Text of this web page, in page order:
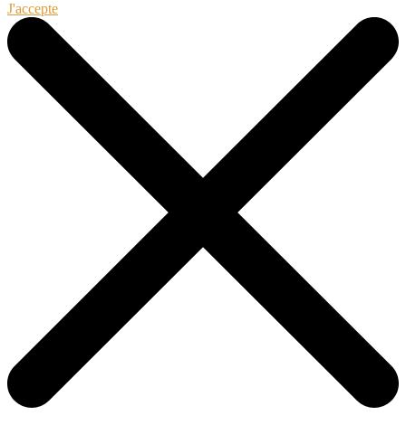
J'accepte